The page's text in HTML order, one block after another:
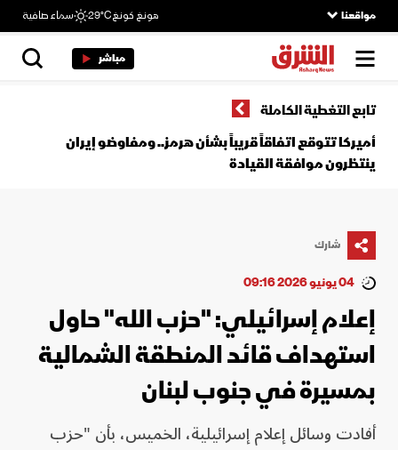
مواقعنا هونغ كونغ29°C سماء صافية
مباشر
تابع التغطية الكاملة
أميركا تتوقع اتفاقاً قريباً بشأن هرمز.. ومفاوضو إيران
ينتظرون موافقة القيادة
شارك
04 يونيو 2026 09:16
إعلام إسرائيلي: "حزب الله" حاول
استهداف قائد المنطقة الشمالية
بمسيرة في جنوب لبنان
أفادت وسائل إعلام إسرائيلية، الخميس، بأن "حزب